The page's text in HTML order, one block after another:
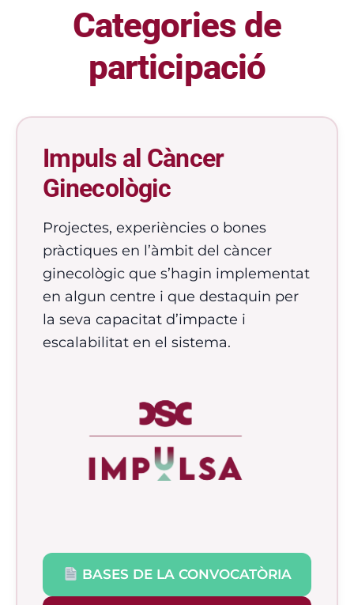
Categories de
participació
Impuls al Càncer
Ginecològic
Projectes, experiències o bones
pràctiques en l’àmbit del càncer
ginecològic que s’hagin implementat
en algun centre i que destaquin per
la seva capacitat d’impacte i
escalabilitat en el sistema.
BASES DE LA CONVOCATÒRIA